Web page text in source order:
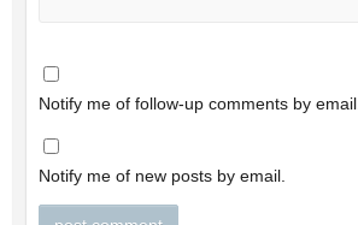
Notify me of follow-up comments by email.
Notify me of new posts by email.